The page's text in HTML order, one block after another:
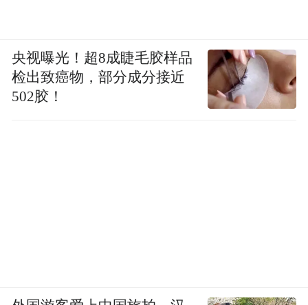
央视曝光！超8成睫毛胶样品
检出致癌物，部分成分接近
502胶！